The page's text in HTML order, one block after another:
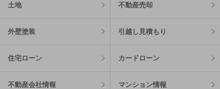
土地 不動産売却
外壁塗装 引越し見積もり
住宅ローン カードローン
不動産会社情報 マンション情報